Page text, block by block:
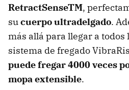
RetractSenseTM,
sucuerpo ultradelgado.
más allá para llegar a todos
sistema de fregado
puede fregar 4000 veces
mopa extensible.